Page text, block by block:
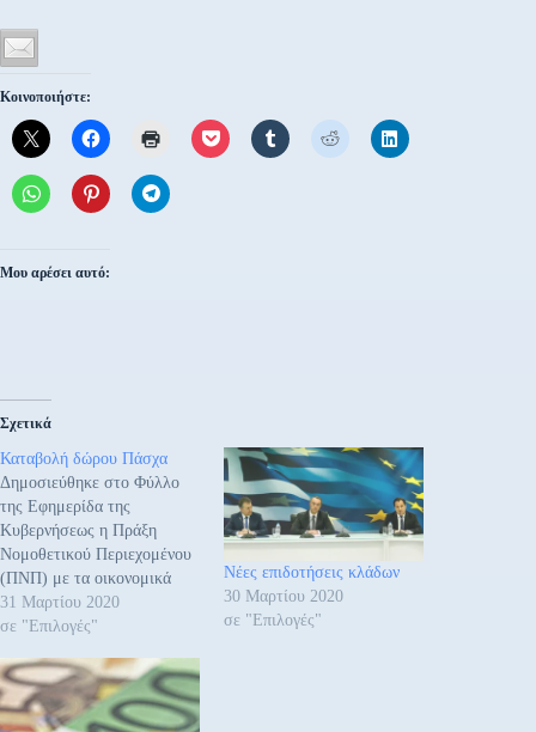
Κοινοποιήστε:
Μου αρέσει αυτό:
Σχετικά
Καταβολή δώρου Πάσχα
Δημοσιεύθηκε στο Φύλλο
της Εφημερίδα της
Κυβερνήσεως η Πράξη
Νομοθετικού Περιεχομένου
(ΠΝΠ) με τα οικονομικά
μέτρα που ανακοίνωσαν οι
συναρμόδιοι υπουργοί την
για την αντιμετώπιση της
πανδημίας του κορονοϊού κι
άλλες κατεπείγουσες
31 Μαρτίου 2020
σε "Επιλογές"
Νέες επιδοτήσεις κλάδων
30 Μαρτίου 2020
σε "Επιλογές"